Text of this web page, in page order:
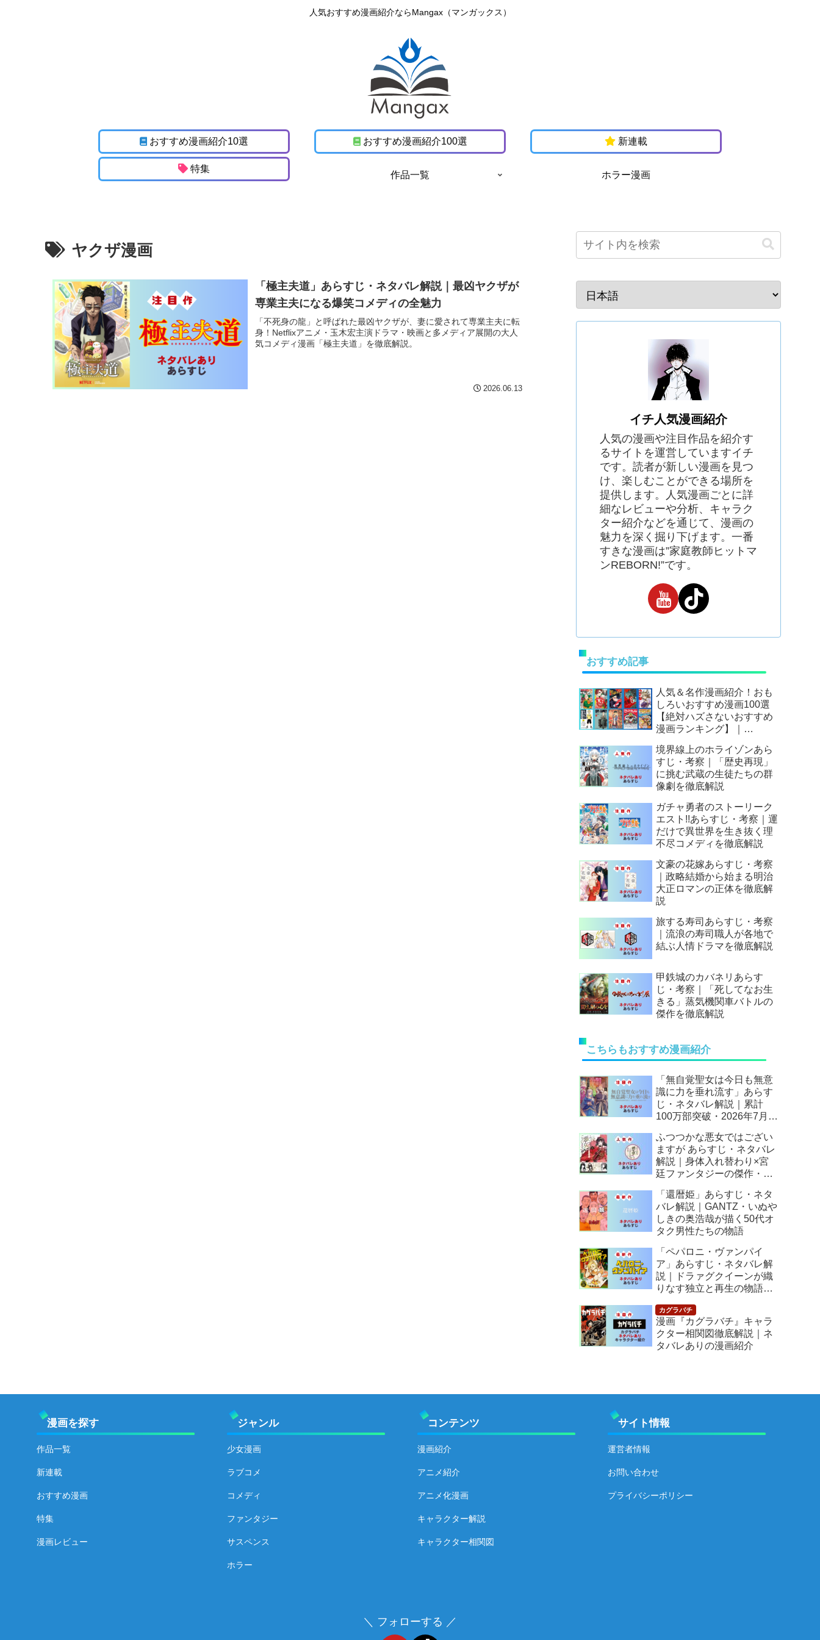
人気おすすめ漫画紹介ならMangax（マンガックス）
おすすめ漫画紹介10選 おすすめ漫画紹介100選 新連載
特集
作品一覧 ホラー漫画
ヤクザ漫画
「極主夫道」あらすじ・ネタバレ解説｜最凶ヤクザが
専業主夫になる爆笑コメディの全魅力
「不死身の龍」と呼ばれた最凶ヤクザが、妻に愛されて専業主夫に転
身！Netflixアニメ・玉木宏主演ドラマ・映画と多メディア展開の大人
気コメディ漫画「極主夫道」を徹底解説。
2026.06.13
イチ人気漫画紹介
人気の漫画や注目作品を紹介す
るサイトを運営していますイチ
です。読者が新しい漫画を見つ
け、楽しむことができる場所を
提供します。人気漫画ごとに詳
細なレビューや分析、キャラク
ター紹介などを通じて、漫画の
魅力を深く掘り下げます。一番
すきな漫画は”家庭教師ヒットマ
ンREBORN!”です。
おすすめ記事
人気＆名作漫画紹介！おも
しろいおすすめ漫画100選
【絶対ハズさないおすすめ
漫画ランキング】｜
境界線上のホライゾンあら
すじ・考察｜「歴史再現」
に挑む武蔵の生徒たちの群
像劇を徹底解説
ガチャ勇者のストーリーク
エスト!!あらすじ・考察｜運
だけで異世界を生き抜く理
不尽コメディを徹底解説
文豪の花嫁あらすじ・考察
｜政略結婚から始まる明治
大正ロマンの正体を徹底解
説
旅する寿司あらすじ・考察
｜流浪の寿司職人が各地で
結ぶ人情ドラマを徹底解説
甲鉄城のカバネリあらす
じ・考察｜「死してなお生
きる」蒸気機関車バトルの
傑作を徹底解説
こちらもおすすめ漫画紹介
「無自覚聖女は今日も無意
識に力を垂れ流す」あらす
じ・ネタバレ解説｜累計
100万部突破・2026年7月ア
逆転人生
ふつつかな悪女ではござい
ますが あらすじ・ネタバレ
解説｜身体入れ替わり×宮
廷ファンタジーの傑作・
「還暦姫」あらすじ・ネタ
バレ解説｜GANTZ・いぬや
しきの奥浩哉が描く50代オ
タク男性たちの物語
「ペパロニ・ヴァンパイ
ア」あらすじ・ネタバレ解
説｜ドラァグクイーンが織
りなす独立と再生の物語
漫画『カグラバチ』キャラ
クター相関図徹底解説｜ネ
タバレありの漫画紹介
漫画を探す
作品一覧
新連載
おすすめ漫画
特集
漫画レビュー
ジャンル
少女漫画
ラブコメ
コメディ
ファンタジー
サスペンス
ホラー
コンテンツ
漫画紹介
アニメ紹介
アニメ化漫画
キャラクター解説
キャラクター相関図
サイト情報
運営者情報
お問い合わせ
プライバシーポリシー
＼ フォローする ／